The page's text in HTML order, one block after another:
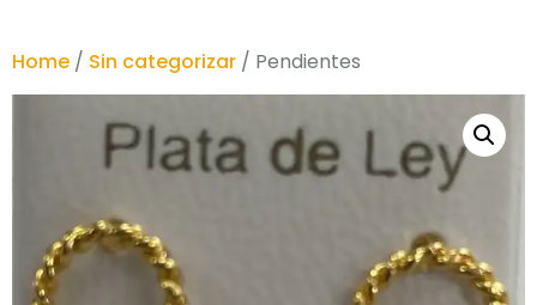
Home / Sin categorizar / Pendientes